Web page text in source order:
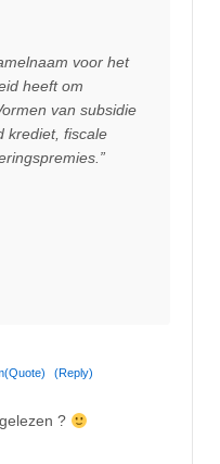
voor het
heeft om
van subsidie
krediet, fiscale
(Quote) (Reply)
?